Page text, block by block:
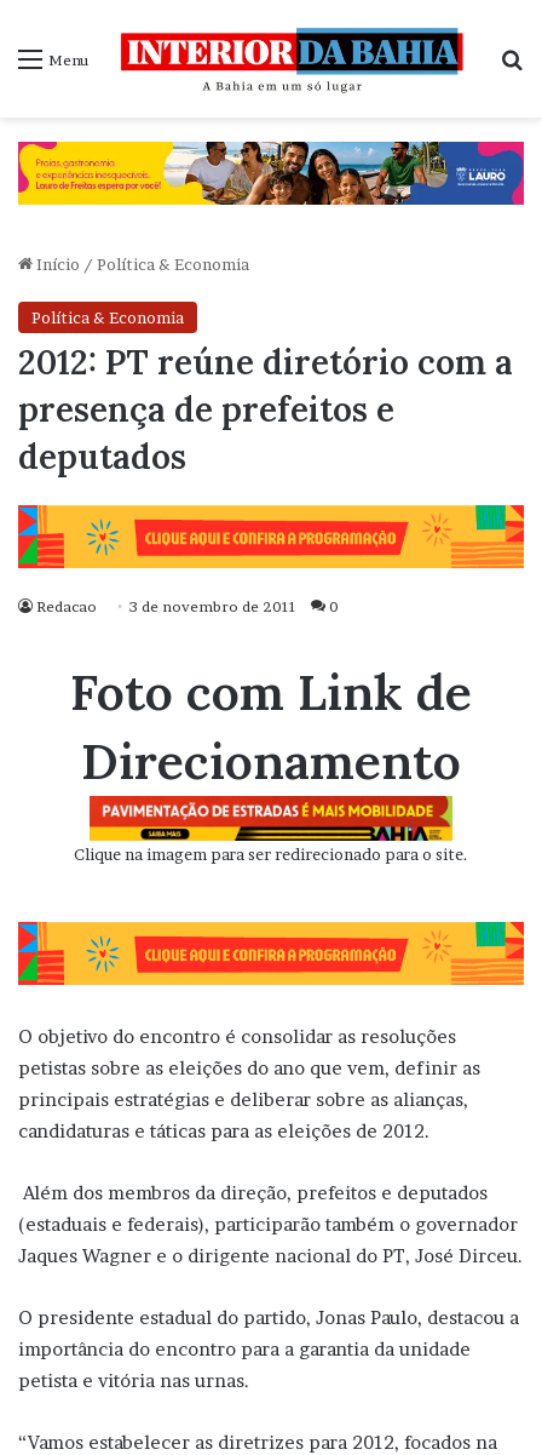
Menu
Início / Política & Economia
Política & Economia
2012: PT reúne diretório com a
presença de prefeitos e
deputados
Redacao 3 de novembro de 2011 0
Foto com Link de
Direcionamento
Clique na imagem para ser redirecionado para o site.
O objetivo do encontro é consolidar as resoluções
petistas sobre as eleições do ano que vem, definir as
principais estratégias e deliberar sobre as alianças,
candidaturas e táticas para as eleições de 2012.
Além dos membros da direção, prefeitos e deputados
(estaduais e federais), participarão também o governador
Jaques Wagner e o dirigente nacional do PT, José Dirceu.
O presidente estadual do partido, Jonas Paulo, destacou a
importância do encontro para a garantia da unidade
petista e vitória nas urnas.
“Vamos estabelecer as diretrizes para 2012, focados na